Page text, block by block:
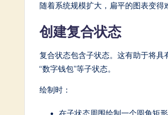
随着系统规模扩大，扁平的图表变得
创建复合状态
复合状态包含子状态。这有助于将具
“数字钱包”等子状态。
绘制时：